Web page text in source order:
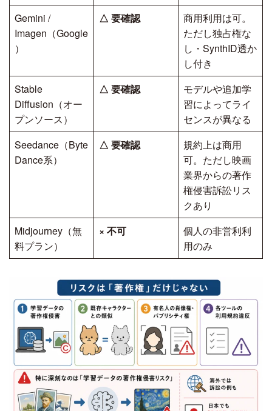
Gemini /
Imagen（Google
）
△ 要確認
商用利用は可。
ただし独占権な
し・SynthID透か
し付き
Stable
Diffusion（オー
プンソース）
△ 要確認
モデルや追加学
習によってライ
センスが異なる
Seedance（Byte
Dance系）
△ 要確認
規約上は商用
可。ただし映画
業界からの著作
権侵害訴訟リス
クあり
Midjourney（無
料プラン）
× 不可
個人の非営利利
用のみ